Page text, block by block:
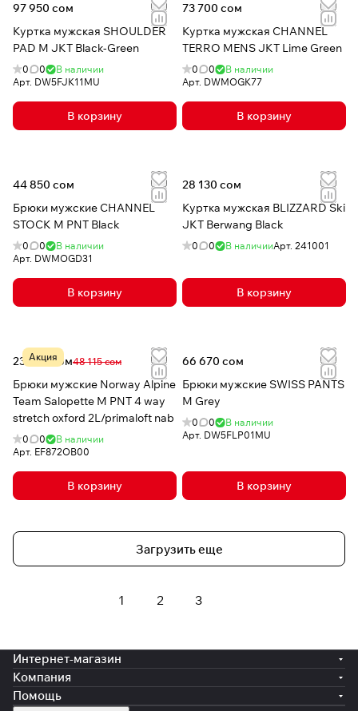
97 950 сом
Куртка мужская SHOULDER
PAD M JKT Black-Green
0 0
В наличии
Арт. DW5FJK11MU
В корзину
73 700 сом
Куртка мужская CHANNEL
TERRO MENS JKT Lime Green
0 0
В наличии
Арт. DWMOGK77
В корзину
44 850 сом
Брюки мужские CHANNEL
STOCK M PNT Black
0 0
В наличии
Арт. DWMOGD31
В корзину
28 130 сом
Куртка мужская BLIZZARD Ski
JKT Berwang Black
0 0 В наличииАрт. 241001
В корзину
Акция
23 624 сом48 115 сом
Брюки мужские Norway Alpine
Team Salopette M PNT 4 way
stretch oxford 2L/primaloft nab
0 0
В наличии
Арт. EF872OB00
В корзину
66 670 сом
Брюки мужские SWISS PANTS
M Grey
0 0
В наличии
Арт. DW5FLP01MU
В корзину
Загрузить еще
1 2 3
Интернет-магазин
Компания
Помощь